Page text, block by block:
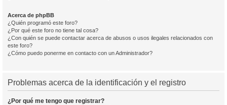
Acerca de phpBB
¿Quién programó este foro?
¿Por qué este foro no tiene tal cosa?
¿Con quién se puede contactar acerca de abusos o usos ilegales relacionados con
este foro?
¿Cómo puedo ponerme en contacto con un Administrador?
Problemas acerca de la identificación y el registro
¿Por qué me tengo que registrar?